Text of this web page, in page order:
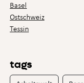
Basel
Ostschweiz
Tessin
tags